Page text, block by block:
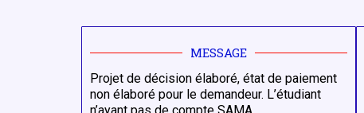
MESSAGE
Projet de décision élaboré, état de paiement
non élaboré pour le demandeur. L’étudiant